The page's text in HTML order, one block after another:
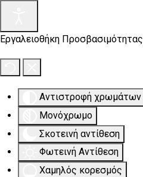
Εργαλειοθήκη Προσβασιμότητας
Αντιστροφή χρωμάτων
Μονόχρωμο
Σκοτεινή αντίθεση
Φωτεινή Αντίθεση
Χαμηλός κορεσμός